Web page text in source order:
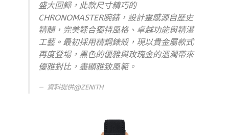
盛大回歸，此款尺寸精巧的
CHRONOMASTER腕錶，設計靈感源自歷史
精髓，完美糅合獨特風格、卓越功能與精湛
工藝。最初採用精鋼錶殼，現以貴金屬款式
再度登場，黑色的優雅與玫瑰金的溫潤帶來
優雅對比，盡顯雅致風範。
資料提供@ZENITH